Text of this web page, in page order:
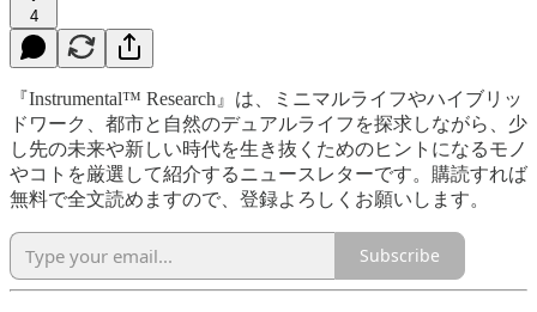
4
『Instrumental™ Research』は、ミニマルライフやハイブリッ
ドワーク、都市と自然のデュアルライフを探求しながら、少
し先の未来や新しい時代を生き抜くためのヒントになるモノ
やコトを厳選して紹介するニュースレターです。購読すれば
無料で全文読めますので、登録よろしくお願いします。
Subscribe